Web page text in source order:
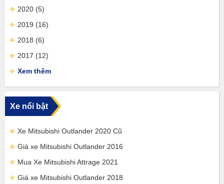
2020 (5)
2019 (16)
2018 (6)
2017 (12)
Xem thêm
Xe nổi bật
Xe Mitsubishi Outlander 2020 Cũ
Giá xe Mitsubishi Outlander 2016
Mua Xe Mitsubishi Attrage 2021
Giá xe Mitsubishi Outlander 2018